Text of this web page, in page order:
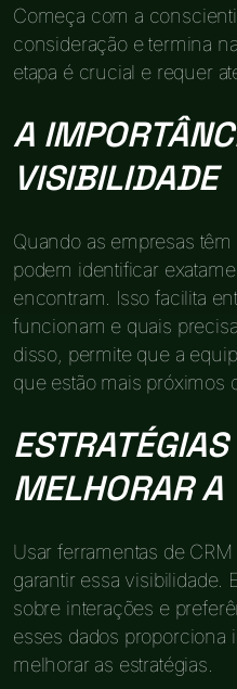
Começa com a
consideração e termina
etapa é crucial e requer
A
VISIBILIDADE
Quando as empresas
podem identificar
encontram. Isso facilita
funcionam e quais
disso, permite que a
que estão mais próximos
MELHORAR A
Usar ferramentas de
garantir essa visibilidade.
sobre interações e
esses dados proporciona
melhorar as estratégias.